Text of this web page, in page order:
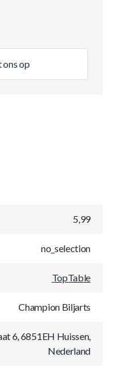
ons op
5,99
no_selection
TopTable
Champion Biljarts
6, 6851EH Huissen,
Nederland